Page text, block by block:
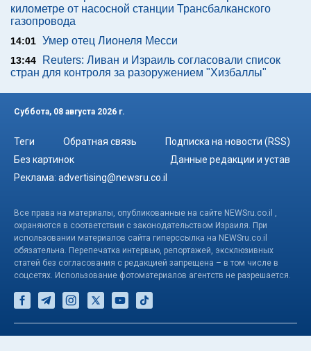
километре от насосной станции Трансбалканского
газопровода
14:01 Умер отец Лионеля Месси
13:44
Reuters: Ливан и Израиль согласовали список
стран для контроля за разоружением "Хизбаллы"
Суббота, 08 августа 2026 г.
Теги Обратная связь
Подписка на новости (RSS)
Без картинок
Данные редакции и устав
Реклама: advertising@newsru.co.il
Все права на материалы, опубликованные на сайте NEWSru.co.il ,
охраняются в соответствии с законодательством Израиля. При
использовании материалов сайта гиперссылка на NEWSru.co.il
обязательна. Перепечатка интервью, репортажей, эксклюзивных
статей без согласования с редакцией запрещена – в том числе в
соцсетях. Использование фотоматериалов агентств не разрешается.